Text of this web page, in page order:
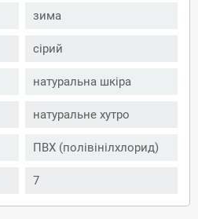
зима
сірий
натуральна шкіра
натуральне хутро
ПВХ (полівінілхлорид)
7